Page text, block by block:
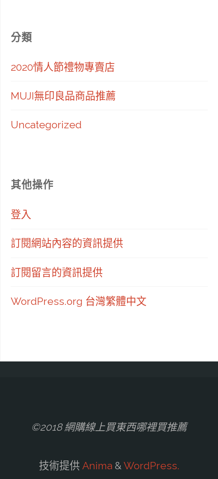
分類
2020情人節禮物專賣店
MUJI無印良品商品推薦
Uncategorized
其他操作
登入
訂閱網站內容的資訊提供
訂閱留言的資訊提供
WordPress.org 台灣繁體中文
©2018 網購線上買東西哪裡買推薦
技術提供Anima&WordPress.